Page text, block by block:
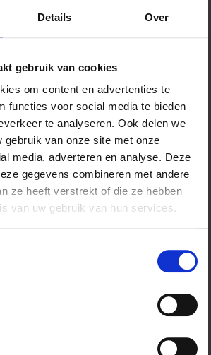
Details Over
gebruik van cookies
om content en advertenties te
functies voor social media te bieden
te analyseren. Ook delen we
gebruik van onze site met onze
media, adverteren en analyse. Deze
gegevens combineren met andere
ze heeft verstrekt of die ze hebben
van uw gebruik van hun services.